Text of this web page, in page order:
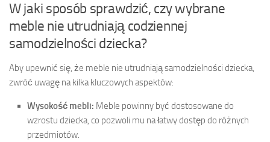
W jaki sposób sprawdzić, czy wybrane
meble nie utrudniają codziennej
samodzielności dziecka?
Aby upewnić się, że meble nie utrudniają samodzielności dziecka,
zwróć uwagę na kilka kluczowych aspektów:
Wysokość mebli: Meble powinny być dostosowane do
wzrostu dziecka, co pozwoli mu na łatwy dostęp do różnych
przedmiotów.